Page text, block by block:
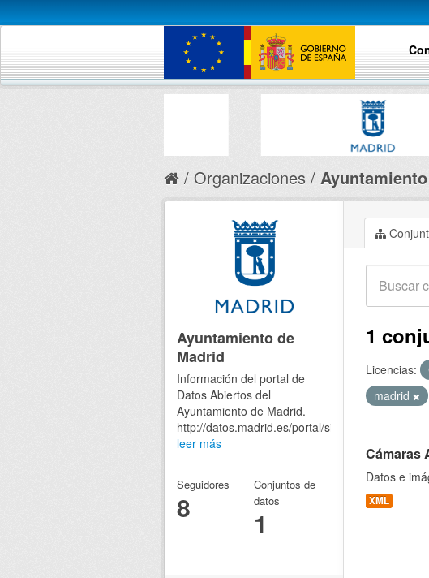
Organizaciones
1
Licencias:
madrid
Cámaras
Datos e
XML
Ayuntamiento de
Madrid
Información del portal de
Datos Abiertos del
Ayuntamiento de Madrid.
http://datos.madrid.es/portal/site/egob
leer más
Seguidores
8
Conjuntos de
datos
1